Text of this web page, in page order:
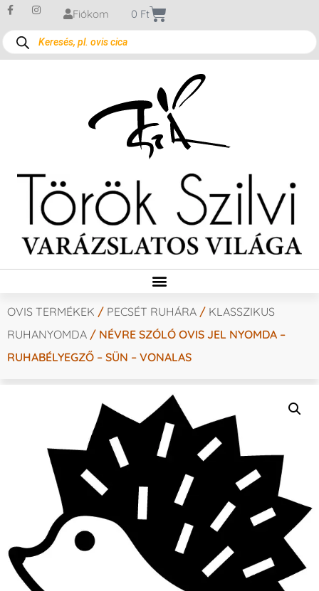
Fiókom 0 Ft
OVIS TERMÉKEK / PECSÉT RUHÁRA / KLASSZIKUS
RUHANYOMDA / NÉVRE SZÓLÓ OVIS JEL NYOMDA –
RUHABÉLYEGZŐ – SÜN – VONALAS